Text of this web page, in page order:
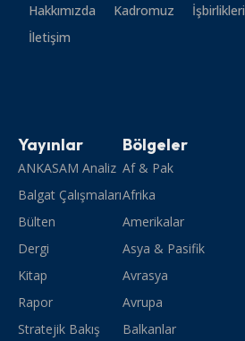
Hakkımızda Kadromuz İşbirlikleri
İletişim
Yayınlar
ANKASAM Analiz
Balgat Çalışmaları
Bülten
Dergi
Kitap
Rapor
Stratejik Bakış
Bölgeler
Af & Pak
Afrika
Amerikalar
Asya & Pasifik
Avrasya
Avrupa
Balkanlar